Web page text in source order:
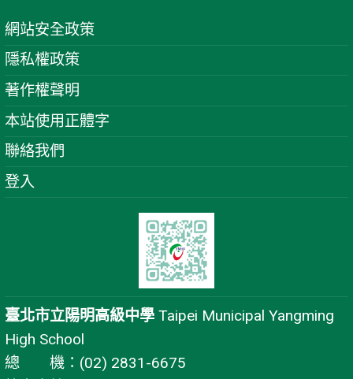
網站安全政策
隱私權政策
著作權聲明
本站使用正體字
聯絡我們
登入
臺北市立陽明高級中學 Taipei Municipal Yangming
High School
總 機：(02) 2831-6675